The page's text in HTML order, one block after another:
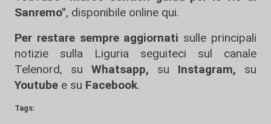
Sanremo", disponibile online qui.
Per restare sempre aggiornati sulle principali
notizie sulla Liguria seguiteci sul canale
Telenord, su
Whatsapp, su Instagram, su
Youtube e su Facebook.
Tags: